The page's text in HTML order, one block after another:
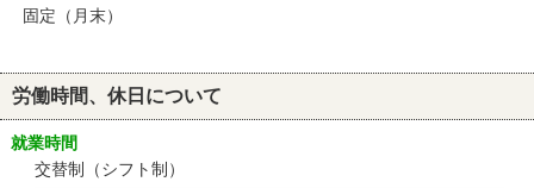
固定（月末）
労働時間、休日について
就業時間
交替制（シフト制）